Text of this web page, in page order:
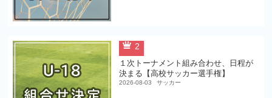
2
１次トーナメント組み合わせ、日程が
決まる【高校サッカー選手権】
2026-08-03 サッカー